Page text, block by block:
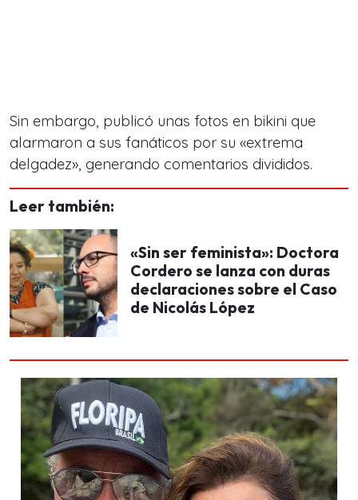
Sin embargo, publicó unas fotos en bikini que
alarmaron a sus fanáticos por su «extrema
delgadez», generando comentarios divididos.
Leer también:
«Sin ser feminista»: Doctora
Cordero se lanza con duras
declaraciones sobre el Caso
de Nicolás López